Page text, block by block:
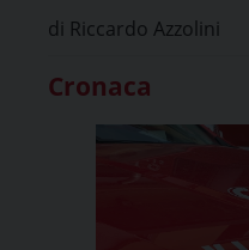
di Riccardo Azzolini
Cronaca